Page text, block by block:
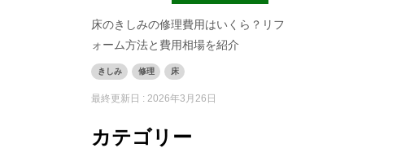
床のきしみの修理費用はいくら？リフ
ォーム方法と費用相場を紹介
きしみ 修理 床
最終更新日 : 2026年3月26日
カテゴリー